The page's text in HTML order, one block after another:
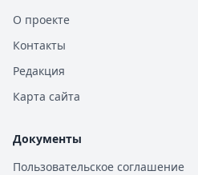
О проекте
Контакты
Редакция
Карта сайта
Документы
Пользовательское соглашение